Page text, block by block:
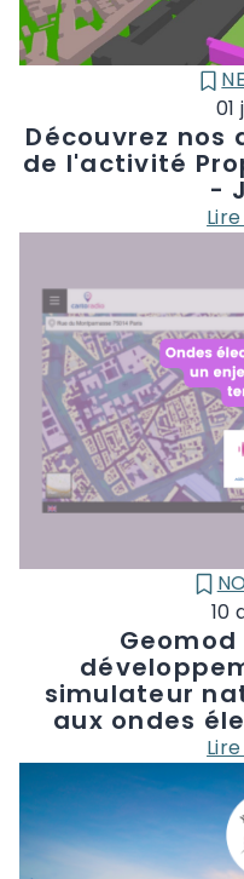
Découvrez
de l'activité
-
01
simulateur
aux ondes
10